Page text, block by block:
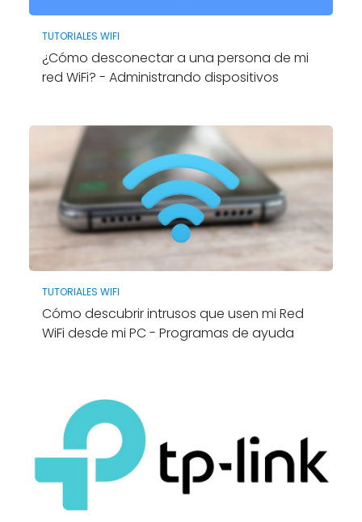
TUTORIALES WIFI
¿Cómo desconectar a una persona de mi
red WiFi? - Administrando dispositivos
TUTORIALES WIFI
Cómo descubrir intrusos que usen mi Red
WiFi desde mi PC - Programas de ayuda